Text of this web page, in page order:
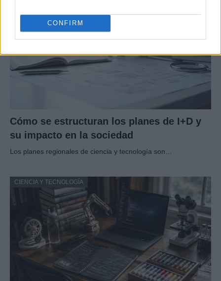
CONFIRM
Cómo se estructuran los planes de I+D y
su impacto en la sociedad
Los planes regionales de ciencia y tecnología son…
CIENCIA Y TECNOLOGÍA